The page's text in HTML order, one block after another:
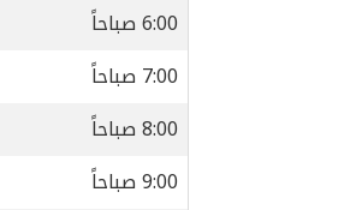
6:00 صباحاً
7:00 صباحاً
8:00 صباحاً
9:00 صباحاً